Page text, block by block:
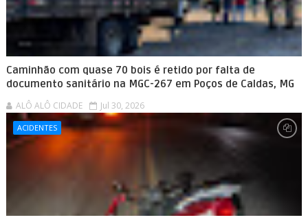
Caminhão com quase 70 bois é retido por falta de
documento sanitário na MGC-267 em Poços de Caldas, MG
ALÔ ALÔ CIDADE Jul 30, 2026
ACIDENTES